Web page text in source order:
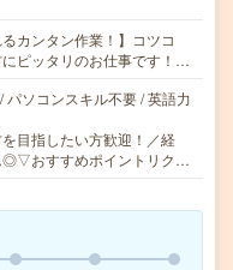
カンタン作業！】コツコ
ピッタリのお仕事です！…
パソコンスキル不要 / 英語力
目指したい方歓迎！／経
◎▽おすすめポイントリク…